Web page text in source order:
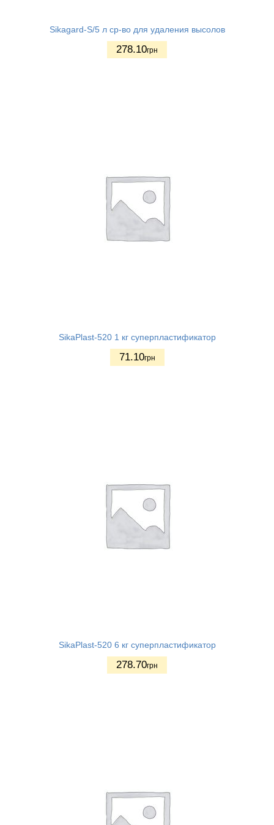
Sikagard-S/5 л ср-во для удаления высолов
278.10грн
SikaPlast-520 1 кг суперпластификатор
71.10грн
SikaPlast-520 6 кг суперпластификатор
278.70грн